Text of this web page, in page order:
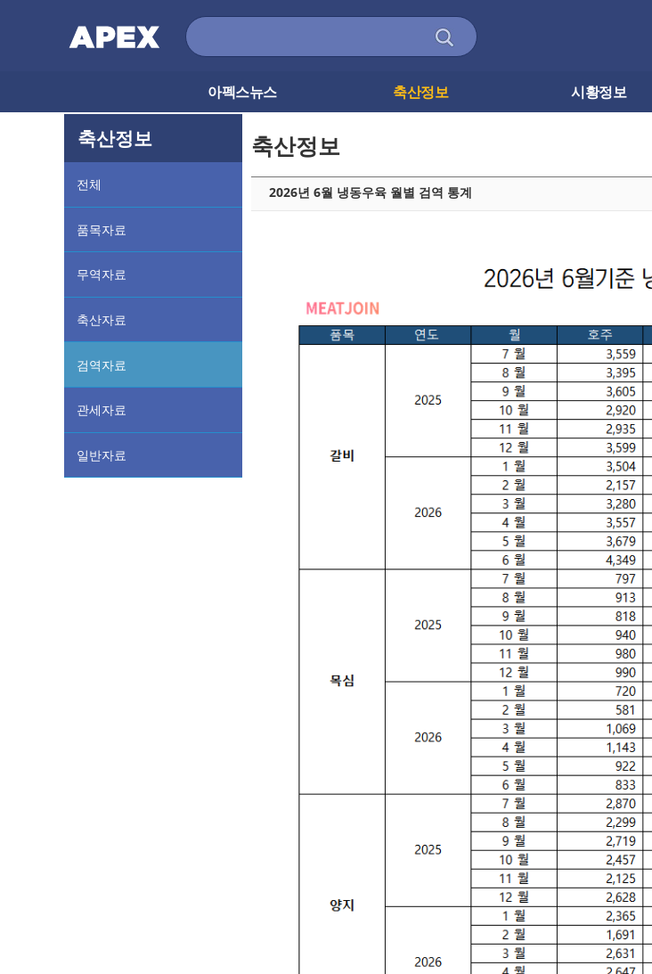
아펙스뉴스 축산정보 시황정보
축산정보
전체
품목자료
무역자료
축산자료
검역자료
관세자료
일반자료
축산정보
2026년 6월 냉동우육 월별 검역 통계